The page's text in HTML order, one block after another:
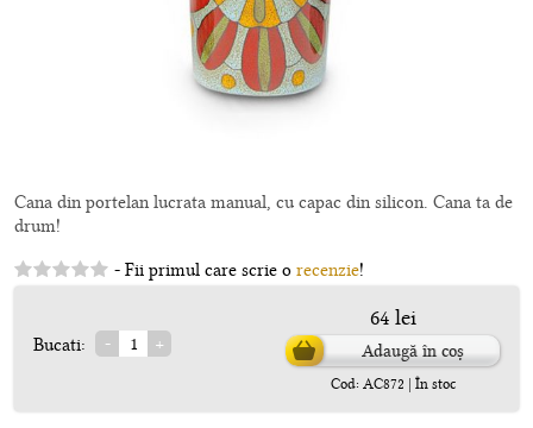
Cana din portelan lucrata manual, cu capac din silicon. Cana ta de
drum!
- Fii primul care scrie o recenzie!
Bucati:
64 lei
Adaugă în coș
Cod: AC872 | În stoc